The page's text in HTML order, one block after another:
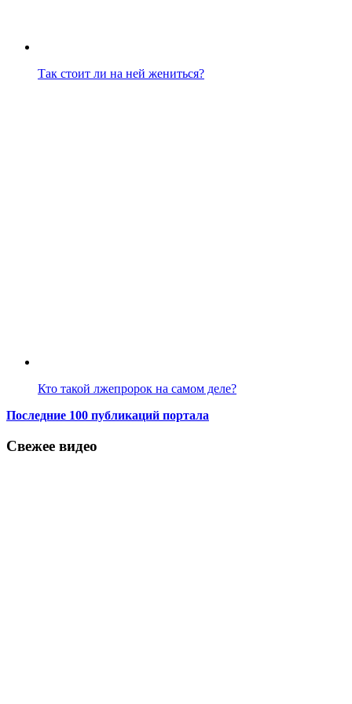
Так стоит ли на ней жениться?
Кто такой лжепророк на самом деле?
Последние 100 публикаций портала
Свежее видео